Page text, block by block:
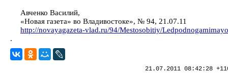
Авченко Василий,
«Новая газета» во Владивостоке», № 94, 21.07.11
http://novayagazeta-vlad.ru/94/Mestosobitiy/
.
21.07.2011 08:42:28